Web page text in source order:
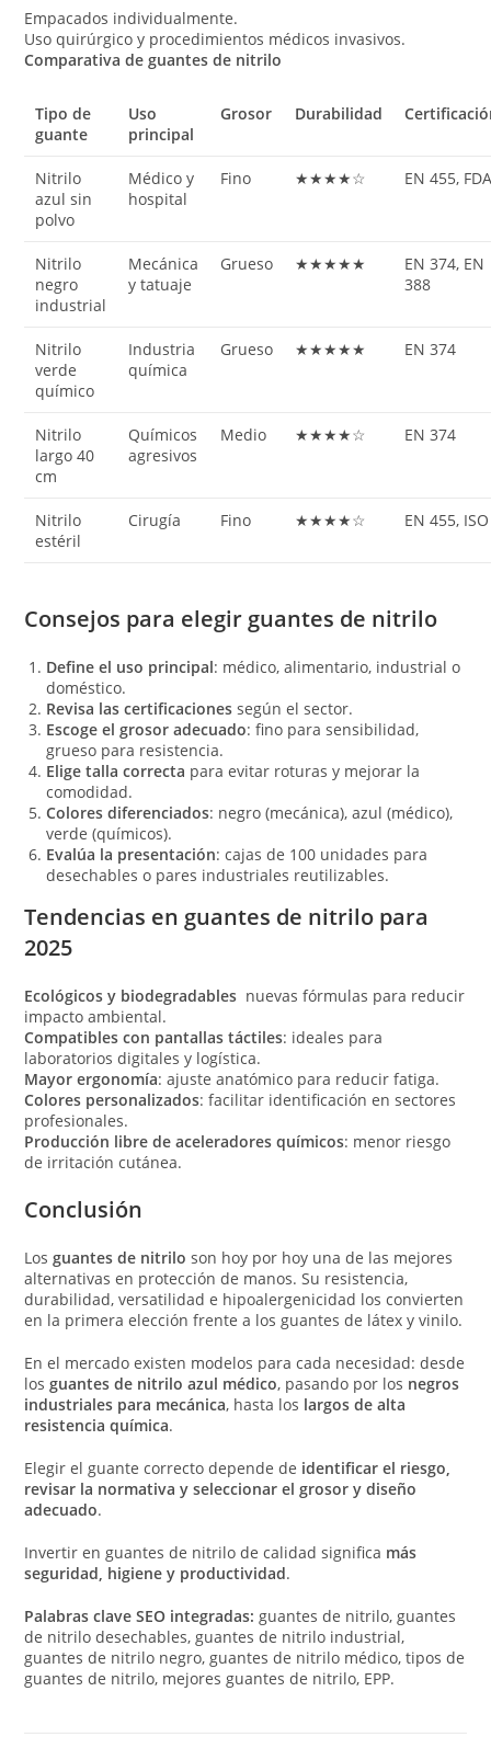
Empacados individualmente.
Uso quirúrgico y procedimientos médicos invasivos.
Comparativa de guantes de nitrilo
Tipo de
guante
Uso
principal
Grosor Durabilidad
Nitrilo
azul sin
polvo
Médico y
hospital
Fino ★★★★☆ EN 455,
Nitrilo
negro
industrial
Mecánica
y tatuaje
Grueso ★★★★★
EN 374, EN
388
Nitrilo
verde
químico
Industria
química
Grueso ★★★★★ EN 374
Nitrilo
largo 40
cm
Químicos
agresivos
Medio ★★★★☆ EN 374
Nitrilo
estéril
Cirugía Fino ★★★★☆ EN 455, ISO
Consejos para elegir guantes de nitrilo
Define el uso principal: médico, alimentario, industrial o
doméstico.
Revisa las certificaciones según el sector.
Escoge el grosor adecuado: fino para sensibilidad,
grueso para resistencia.
Elige talla correcta para evitar roturas y mejorar la
comodidad.
Colores diferenciados: negro (mecánica), azul (médico),
verde (químicos).
Evalúa la presentación: cajas de 100 unidades para
desechables o pares industriales reutilizables.
Tendencias en guantes de nitrilo para
2025
Ecológicos y biodegradables nuevas fórmulas para reducir
impacto ambiental.
Compatibles con pantallas táctiles: ideales para
laboratorios digitales y logística.
Mayor ergonomía: ajuste anatómico para reducir fatiga.
Colores personalizados: facilitar identificación en sectores
profesionales.
Producción libre de aceleradores químicos: menor riesgo
de irritación cutánea.
Conclusión
Losguantes de nitrilo son hoy por hoy una de las mejores
alternativas en protección de manos. Su resistencia,
durabilidad, versatilidad e hipoalergenicidad los convierten
en la primera elección frente a los guantes de látex y vinilo.
En el mercado existen modelos para cada necesidad: desde
losguantes de nitrilo azul médico, pasando por los negros
industriales para mecánica, hasta los largos de alta
resistencia química.
Elegir el guante correcto depende de identificar el riesgo,
revisar la normativa y seleccionar el grosor y diseño
adecuado.
Invertir en guantes de nitrilo de calidad significa más
seguridad, higiene y productividad.
Palabras clave SEO integradas: guantes de nitrilo, guantes
de nitrilo desechables, guantes de nitrilo industrial,
guantes de nitrilo negro, guantes de nitrilo médico, tipos de
guantes de nitrilo, mejores guantes de nitrilo, EPP.